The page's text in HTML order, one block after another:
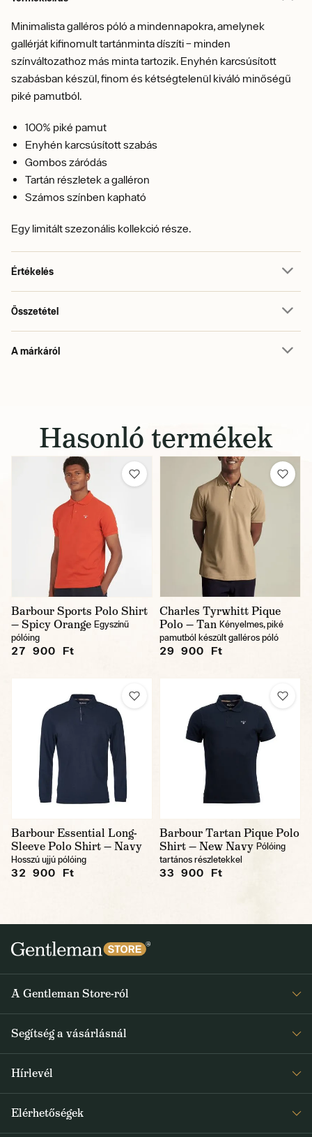
Minimalista galléros póló a mindennapokra, amelynek
gallérját kifinomult tartánminta díszíti – minden
színváltozathoz más minta tartozik. Enyhén karcsúsított
szabásban készül, finom és kétségtelenül kiváló minőségű
piké pamutból.
100% piké pamut
Enyhén karcsúsított szabás
Gombos záródás
Tartán részletek a galléron
Számos színben kapható
Egy limitált szezonális kollekció része.
Értékelés
Összetétel
A márkáról
Hasonló termékek
Barbour Sports Polo Shirt
— Spicy Orange Egyszínű
pólóing
27 900 Ft
Charles Tyrwhitt Pique
Polo — Tan Kényelmes, piké
pamutból készült galléros póló
29 900 Ft
Barbour Essential Long-
Sleeve Polo Shirt — Navy
Hosszú ujjú pólóing
32 900 Ft
Barbour Tartan Pique Polo
Shirt — New Navy Pólóing
tartános részletekkel
33 900 Ft
A Gentleman Store-ról
Rólunk
Journal
Segítség a vásárlásnál
Általános Szerződési Feltételek
Hírlevél
a speciális kínálatokról
Elérhetőségek